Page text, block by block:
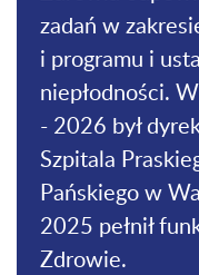
zadań w
i programu i
niepłodności.
- 2026 był
Szpitala
Pańskiego w
2025 pełnił
Zdrowie.